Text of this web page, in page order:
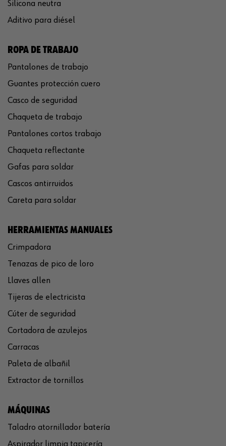
Silicona neutra
Aditivo para diésel
ROPA DE TRABAJO
Pantalones de trabajo
Guantes protección cuero
Casco de seguridad
Chaqueta de trabajo
Pantalones cortos trabajo
Chaqueta reflectante
Gafas para soldar
Cascos antirruidos
Careta para soldar
HERRAMIENTAS MANUALES
Crimpadora
Tenazas de pico de loro
Llaves allen
Tijeras de electricista
Cúter de seguridad
Cortadora de azulejos
Carracas
Paleta de albañil
Extractor de tornillos
MÁQUINAS
Taladro atornillador batería
Aspirador limpia tapicería